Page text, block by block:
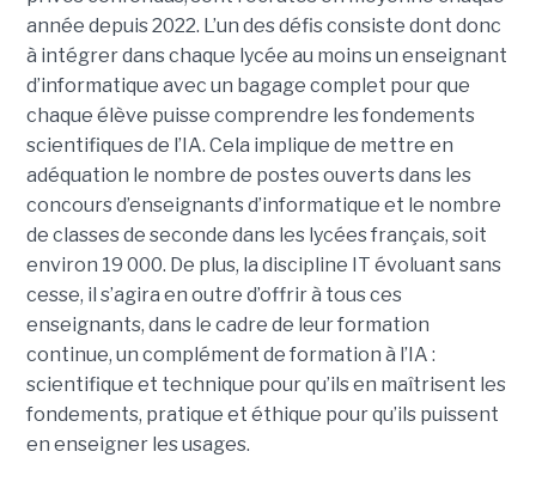
année depuis 2022. L’un des défis consiste dont donc
à intégrer dans chaque lycée au moins un enseignant
d’informatique avec un bagage complet pour que
chaque élève puisse comprendre les fondements
scientifiques de l’IA. Cela implique de mettre en
adéquation le nombre de postes ouverts dans les
concours d’enseignants d’informatique et le nombre
de classes de seconde dans les lycées français, soit
environ 19 000. De plus, la discipline IT évoluant sans
cesse, il s’agira en outre d’offrir à tous ces
enseignants, dans le cadre de leur formation
continue, un complément de formation à l’IA :
scientifique et technique pour qu’ils en maîtrisent les
fondements, pratique et éthique pour qu’ils puissent
en enseigner les usages.